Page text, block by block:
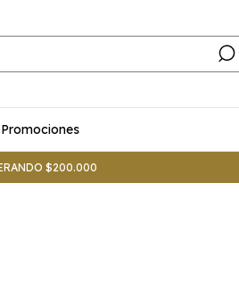
Promociones
$200.000